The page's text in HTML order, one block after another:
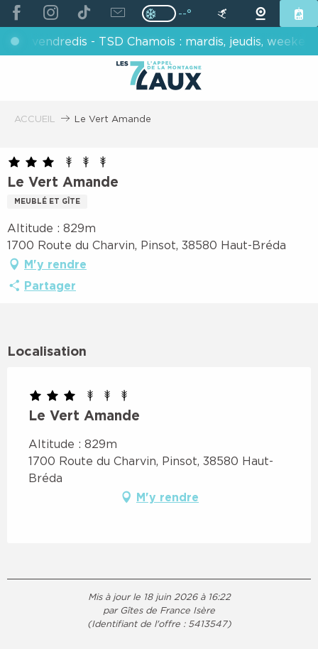
ALLER
AU
CONTENU
PRINCIPAL
Page D’accueil Actuelle Hiver :
Page D’accueil Actuelle
vendredis - TSD Chamois : mardis, jeudis,
--°
ACCUEIL Le Vert Amande
Le Vert Amande
MEUBLÉ ET GÎTE
Altitude : 829m
1700 Route du Charvin, Pinsot, 38580 Haut-Bréda
M'y rendre
Partager
Localisation
Le Vert Amande
Altitude : 829m
1700 Route du Charvin, Pinsot, 38580 Haut-
Bréda
M'y rendre
Mis à jour le 18 juin 2026 à 16:22
par Gîtes de France Isère
(Identifiant de l'offre : 5413547)